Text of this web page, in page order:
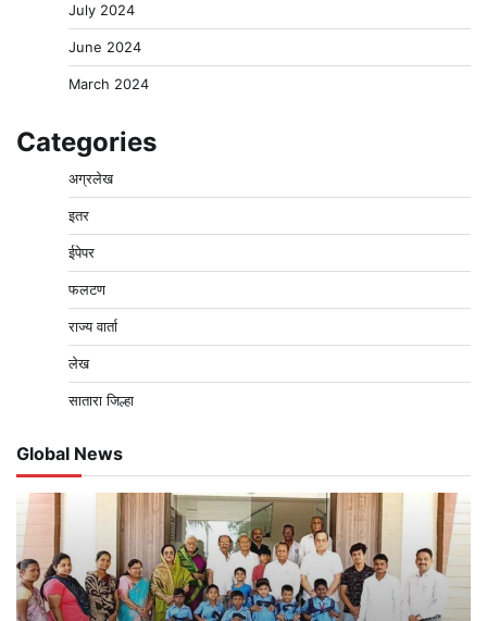
July 2024
June 2024
March 2024
Categories
अग्रलेख
इतर
ईपेपर
फलटण
राज्य वार्ता
लेख
सातारा जिल्हा
Global News